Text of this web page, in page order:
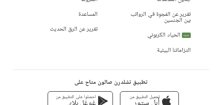
تقرير عن الفجوة في الرواتب
بين الجنسين
جديد
الحياد الكربوني
التزاماتنا البيئية
المساعدة
تقرير عن الرق الحديث
تطبيق تشلدرن صالون متاح على
تحميل التطبيق من
أبل ستور
احصلوا على التطبيق من